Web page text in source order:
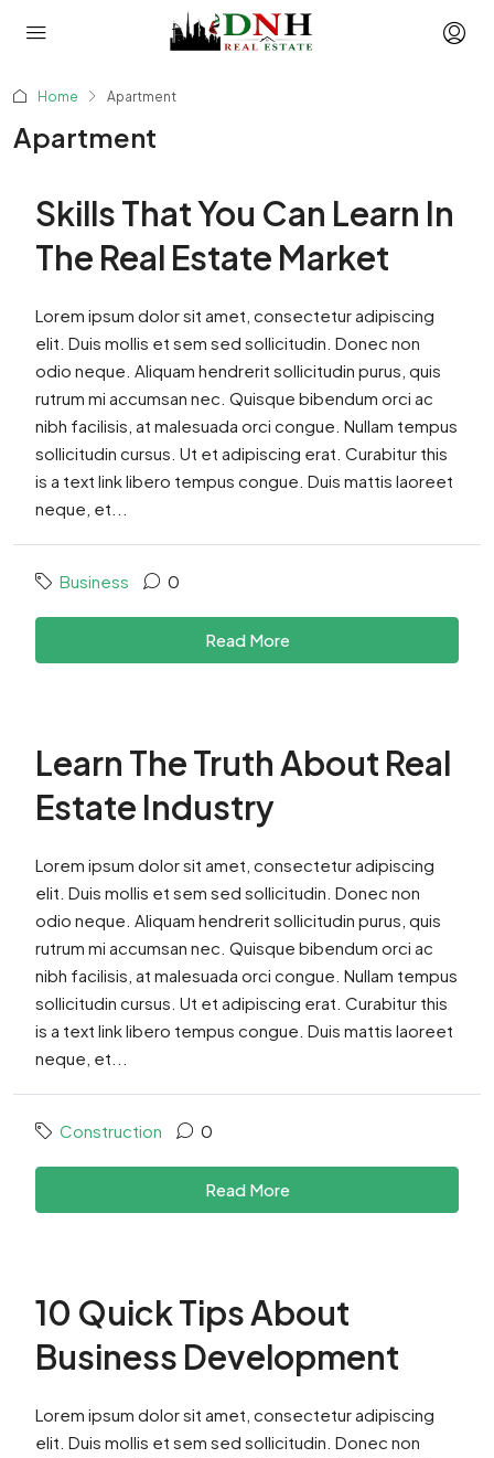
Home Apartment
Apartment
Skills That You Can Learn In
The Real Estate Market
Lorem ipsum dolor sit amet, consectetur adipiscing
elit. Duis mollis et sem sed sollicitudin. Donec non
odio neque. Aliquam hendrerit sollicitudin purus, quis
rutrum mi accumsan nec. Quisque bibendum orci ac
nibh facilisis, at malesuada orci congue. Nullam tempus
sollicitudin cursus. Ut et adipiscing erat. Curabitur this
is a text link libero tempus congue. Duis mattis laoreet
neque, et...
Business 0
Read More
Learn The Truth About Real
Estate Industry
Lorem ipsum dolor sit amet, consectetur adipiscing
elit. Duis mollis et sem sed sollicitudin. Donec non
odio neque. Aliquam hendrerit sollicitudin purus, quis
rutrum mi accumsan nec. Quisque bibendum orci ac
nibh facilisis, at malesuada orci congue. Nullam tempus
sollicitudin cursus. Ut et adipiscing erat. Curabitur this
is a text link libero tempus congue. Duis mattis laoreet
neque, et...
Construction 0
Read More
10 Quick Tips About
Business Development
Lorem ipsum dolor sit amet, consectetur adipiscing
elit. Duis mollis et sem sed sollicitudin. Donec non